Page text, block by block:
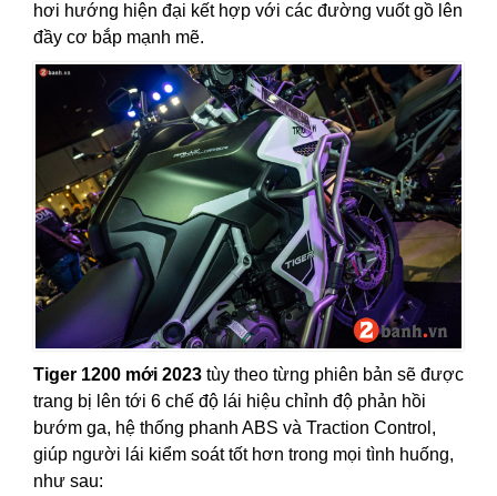
hơi hướng hiện đại kết hợp với các đường vuốt gồ lên
đầy cơ bắp mạnh mẽ.
Tiger 1200 mới 2023 tùy theo từng phiên bản sẽ được
trang bị lên tới 6 chế độ lái hiệu chỉnh độ phản hồi
bướm ga, hệ thống phanh ABS và Traction Control,
giúp người lái kiểm soát tốt hơn trong mọi tình huống,
như sau: